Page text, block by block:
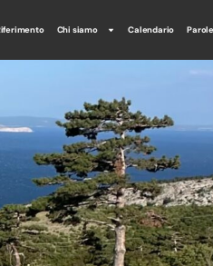
Chi siamo Calendario